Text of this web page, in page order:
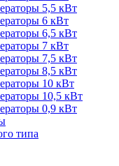
5,5 кВт
6 кВт
6,5 кВт
7 кВт
7,5 кВт
8,5 кВт
10 кВт
10,5 кВт
0,9 кВт
типа